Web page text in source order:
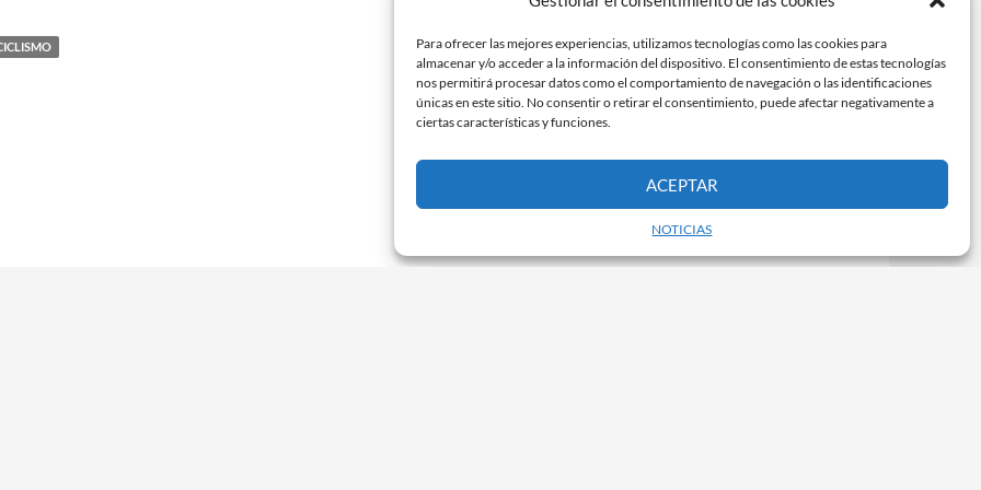
Para ofrecer las mejores experiencias, utilizamos tecnologías como las cookies para
almacenar y/o acceder a la información del dispositivo. El consentimiento de estas tecnologías
nos permitirá procesar datos como el comportamiento de navegación o las identificaciones
únicas en este sitio. No consentir o retirar el consentimiento, puede afectar negativamente a
ciertas características y funciones.
ACEPTAR
NOTICIAS